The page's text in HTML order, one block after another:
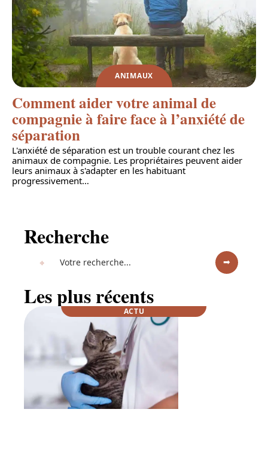
ANIMAUX
Comment aider votre animal de
compagnie à faire face à l’anxiété de
séparation
L'anxiété de séparation est un trouble courant chez les
animaux de compagnie. Les propriétaires peuvent aider
leurs animaux à s'adapter en les habituant
progressivement…
Recherche
Les plus récents
ACTU